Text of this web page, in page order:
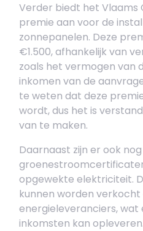
Verder biedt het Vlaams
premie aan voor de
zonnepanelen. Deze
€1.500, afhankelijk van
zoals het vermogen van
inkomen van de
te weten dat deze
wordt, dus het is
van te maken.
Daarnaast zijn er ook
opgewekte elektriciteit.
kunnen worden verkocht
energieleveranciers, wat
inkomsten kan opleveren.